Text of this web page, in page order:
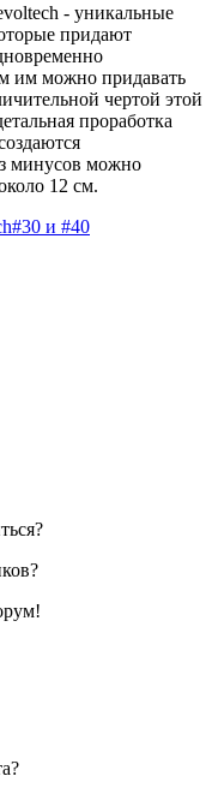
- уникальные
придают
им можно придавать
чертой этой
проработка
минусов можно
12 см.
и #40